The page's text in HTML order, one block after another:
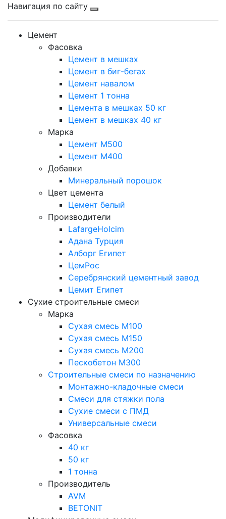
Навигация по сайту
Цемент
Фасовка
Цемент в мешках
Цемент в биг-бегах
Цемент навалом
Цемент 1 тонна
Цемента в мешках 50 кг
Цемент в мешках 40 кг
Марка
Цемент М500
Цемент М400
Добавки
Минеральный порошок
Цвет цемента
Цемент белый
Производители
LafargeHolcim
Адана Турция
Алборг Египет
ЦемРос
Серебрянский цементный завод
Цемит Египет
Сухие строительные смеси
Марка
Сухая смесь М100
Сухая смесь М150
Сухая смесь М200
Пескобетон М300
Строительные смеси по назначению
Монтажно-кладочные смеси
Смеси для стяжки пола
Сухие смеси с ПМД
Универсальные смеси
Фасовка
40 кг
50 кг
1 тонна
Производитель
AVM
BETONIT